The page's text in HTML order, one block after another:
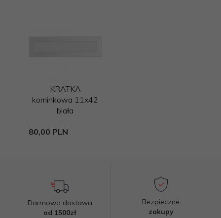
KRATKA
kominkowa 11x42
biała
80,00 PLN
Darmowa dostawa
od 1500zł
Bezpieczne
zakupy